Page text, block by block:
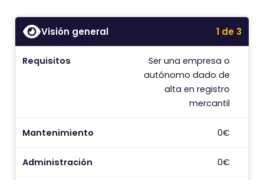
a
Visión general 1 de 3
Requisitos
Ser una empresa o
autónomo dado de
alta en registro
mercantil
Mantenimiento 0€
Administración 0€